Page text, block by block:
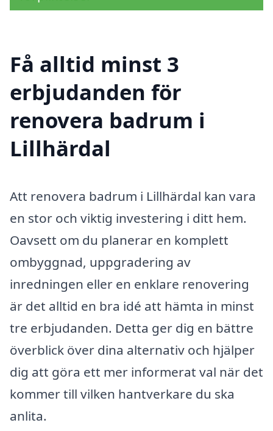
Få alltid minst 3
erbjudanden för
renovera badrum i
Lillhärdal
Att renovera badrum i Lillhärdal kan vara
en stor och viktig investering i ditt hem.
Oavsett om du planerar en komplett
ombyggnad, uppgradering av
inredningen eller en enklare renovering
är det alltid en bra idé att hämta in minst
tre erbjudanden. Detta ger dig en bättre
överblick över dina alternativ och hjälper
dig att göra ett mer informerat val när det
kommer till vilken hantverkare du ska
anlita.